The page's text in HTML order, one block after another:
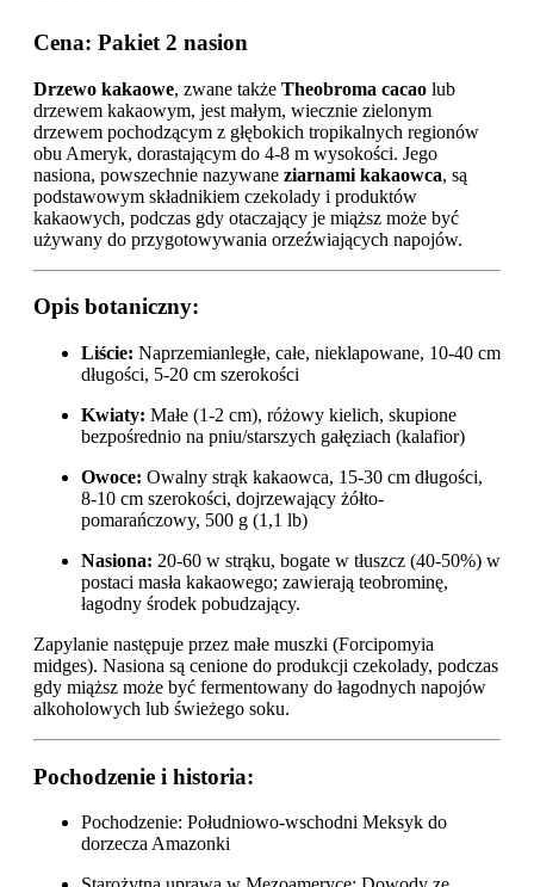
Cena: Pakiet 2 nasion
Drzewo kakaowe, zwane także Theobroma cacao lub
drzewem kakaowym, jest małym, wiecznie zielonym
drzewem pochodzącym z głębokich tropikalnych regionów
obu Ameryk, dorastającym do 4-8 m wysokości. Jego
nasiona, powszechnie nazywane ziarnami kakaowca, są
podstawowym składnikiem czekolady i produktów
kakaowych, podczas gdy otaczający je miąższ może być
używany do przygotowywania orzeźwiających napojów.
Opis botaniczny:
Liście: Naprzemianległe, całe, nieklapowane, 10-40 cm
długości, 5-20 cm szerokości
Kwiaty: Małe (1-2 cm), różowy kielich, skupione
bezpośrednio na pniu/starszych gałęziach (kalafior)
Owoce: Owalny strąk kakaowca, 15-30 cm długości,
8-10 cm szerokości, dojrzewający żółto-
pomarańczowy, 500 g (1,1 lb)
Nasiona: 20-60 w strąku, bogate w tłuszcz (40-50%) w
postaci masła kakaowego; zawierają teobrominę,
łagodny środek pobudzający.
Zapylanie następuje przez małe muszki (Forcipomyia
midges). Nasiona są cenione do produkcji czekolady, podczas
gdy miąższ może być fermentowany do łagodnych napojów
alkoholowych lub świeżego soku.
Pochodzenie i historia:
Pochodzenie: Południowo-wschodni Meksyk do
dorzecza Amazonki